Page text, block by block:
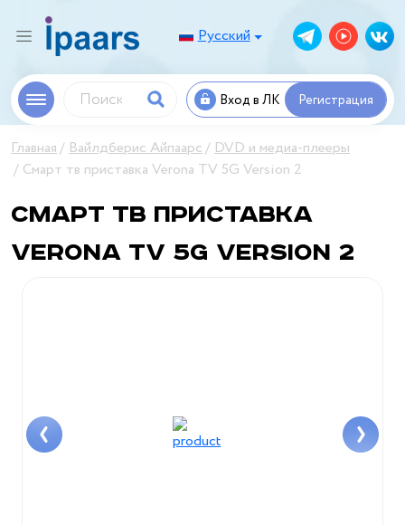
Русский
Вход в ЛК Регистрация
Главная Вайлдберис Айпаарс DVD и медиа-плееры
Смарт тв приставка Verona TV 5G Version 2
Смарт тв приставка
Verona TV 5G Version 2